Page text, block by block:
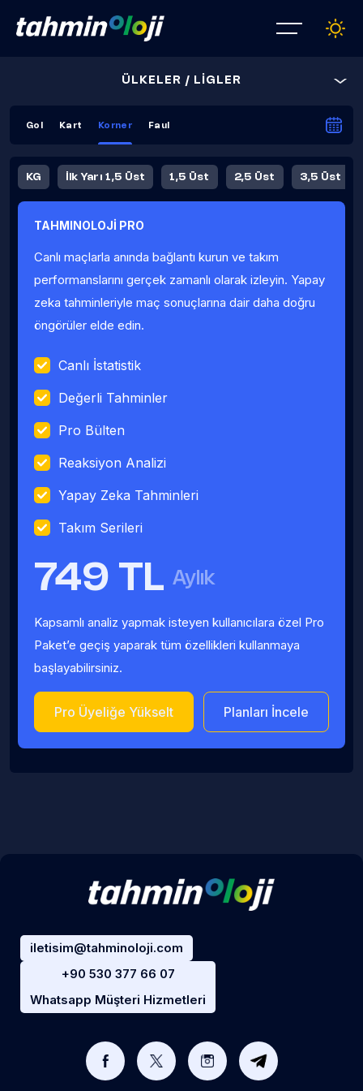
ÜLKELER / LİGLER
Gol Kart Korner Faul
KG İlk Yarı 1,5 Üst 1,5 Üst 2,5 Üst 3,5 Üst
Fauller Ortalama
TAHMINOLOJİ PRO
Canlı maçlarla anında bağlantı kurun ve takım
performanslarını gerçek zamanlı olarak izleyin. Yapay
zeka tahminleriyle maç sonuçlarına dair daha doğru
öngörüler elde edin.
Canlı İstatistik
Değerli Tahminler
Pro Bülten
Reaksiyon Analizi
Yapay Zeka Tahminleri
Takım Serileri
749 TL Aylık
Kapsamlı analiz yapmak isteyen kullanıcılara özel Pro
Paket’e geçiş yaparak tüm özellikleri kullanmaya
başlayabilirsiniz.
Pro Üyeliğe Yükselt Planları İncele
iletisim@tahminoloji.com
+90 530 377 66 07
Whatsapp Müşteri Hizmetleri